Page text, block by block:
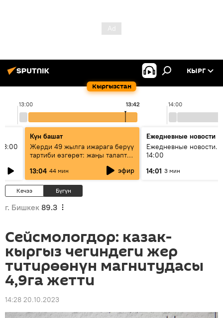
Кыргызстан
КЫРГ
13:00 14:00
13:42
Күн башат
Жерди 49 жылга ижарага берүү
тартиби өзгөрөт: жаңы талаптар
13:04 44 мин эфир
Ежедневные новости
Ежедневные новости.
14:00
14:01 3 мин
Кечээ Бүгүн
г. Бишкек 89.3
Сейсмологдор: казак-
кыргыз чегиндеги жер
титирөөнүн магнитудасы
4,9га жетти
14:28 20.10.2023